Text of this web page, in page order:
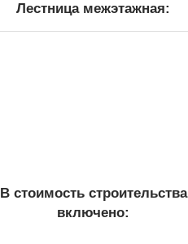
Лестница межэтажная:
В стоимость строительства
включено: